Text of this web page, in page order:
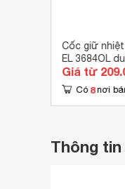
Cốc giữ nhiệt
EL 3684OL
Giá từ
Có 8 nơi
Thông tin